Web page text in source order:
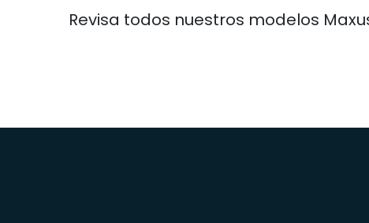
Revisa todos nuestros modelos